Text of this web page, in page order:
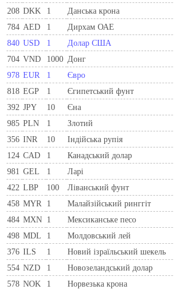
208 DKK 1 Данська крона
784 AED 1 Дирхам ОАЕ
840 USD 1 Долар США
704 VND 1000 Донг
978 EUR 1 Євро
818 EGP 1 Єгипетський фунт
392 JPY 10 Єна
985 PLN 1 Злотий
356 INR 10 Індійська рупія
124 CAD 1 Канадський долар
981 GEL 1 Ларi
422 LBP 100 Ліванський фунт
458 MYR 1 Малайзійський ринггіт
484 MXN 1 Мексиканське песо
498 MDL 1 Молдовський лей
376 ILS 1 Новий ізраїльський шекель
554 NZD 1 Новозеландський долар
578 NOK 1 Норвезька крона